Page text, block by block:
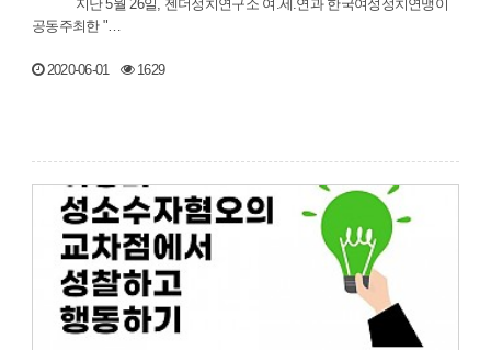
공동주최한 "…
2020-06-01 1629